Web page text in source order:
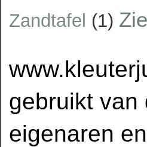
Zandtafel (1)
gebruikt van
eigenaren